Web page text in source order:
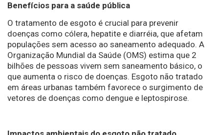
Benefícios para a saúde pública
O tratamento de esgoto é crucial para prevenir
doenças como cólera, hepatite e diarréia, que afetam
populações sem acesso ao saneamento adequado. A
Organização Mundial da Saúde (OMS) estima que 2
bilhões de pessoas vivem sem saneamento básico, o
que aumenta o risco de doenças. Esgoto não tratado
em áreas urbanas também favorece o surgimento de
vetores de doenças como dengue e leptospirose.